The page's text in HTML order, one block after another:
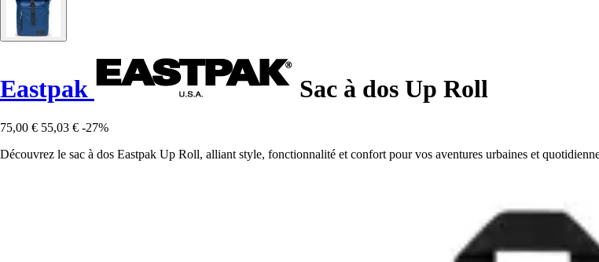
Eastpak Sac à dos Up Roll
75,00 € 55,03 € -27%
Découvrez le sac à dos Eastpak Up Roll, alliant style, fonctionnalité et confort pour vos aventures urbaines et